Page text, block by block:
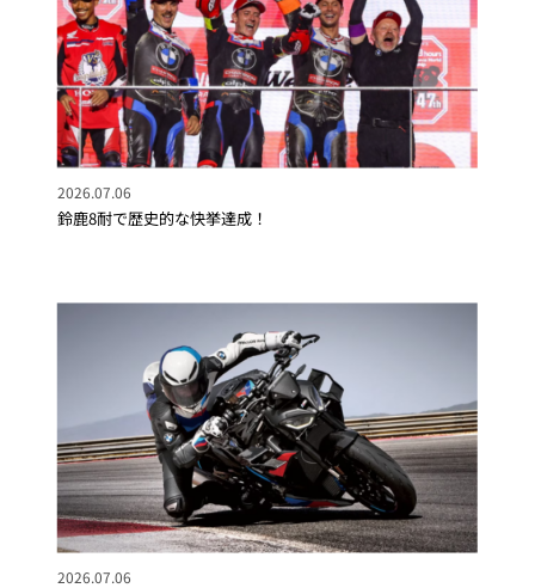
鈴鹿8耐で歴史的な快挙達成！
2026.07.06
2026.07.06